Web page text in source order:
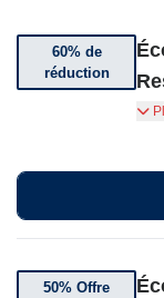
60% de
réduction
50% Offre